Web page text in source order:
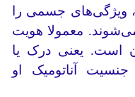
در 2 - 3 سالگی، ویژگی‌های جسمی را
معمولا هویت
است. یعنی درک یا
آناتومیک ‌او